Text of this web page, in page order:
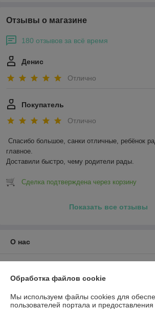
Отзывы о магазине
180 отзывов за всё время
Денис
Отлично
Покупатель
Отлично
Спасибо большое, санки отличные, ребёнок
главное.
Доставили быстро, чему родители рады.
Сделка подтверждена через корзину
Показать все отзывы
О нас
Обработка файлов cookie
Мы используем файлы cookies для
пользователей портала и